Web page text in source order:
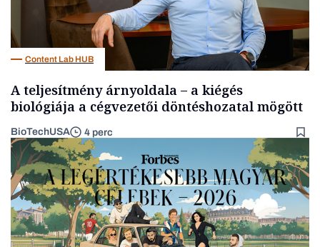
Content Lab HUB
A teljesítmény árnyoldala – a kiégés
biológiája a cégvezetői döntéshozatal mögött
BioTechUSA 4 perc